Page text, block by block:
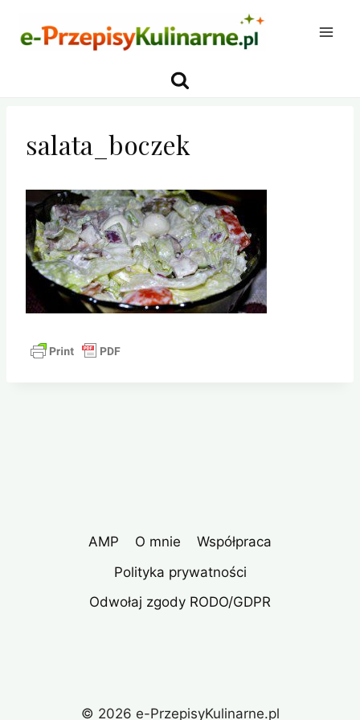
salata_boczek
AMP O mnie
Współpraca
Polityka prywatności
Odwołaj zgody RODO/GDPR
© 2026 e-PrzepisyKulinarne.pl